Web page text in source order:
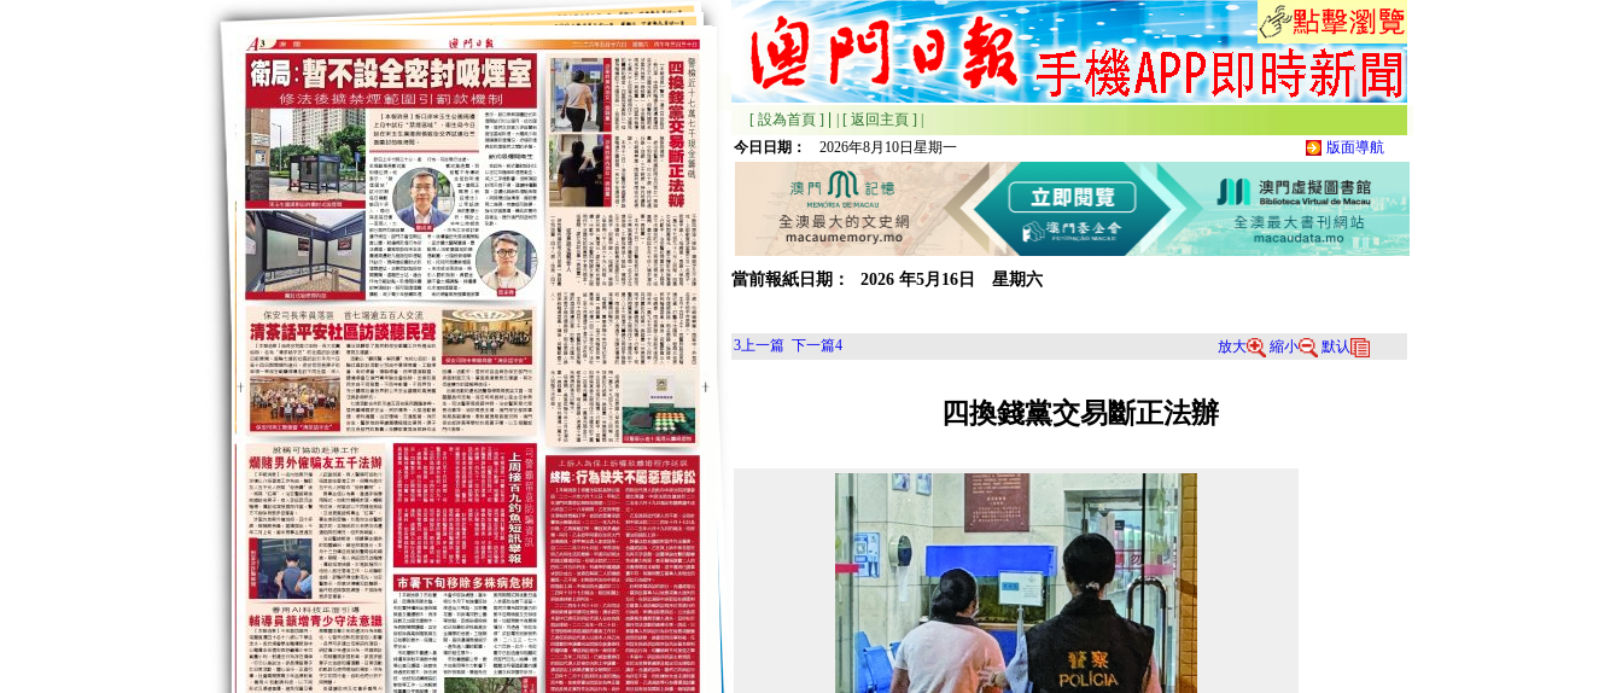
[ 設為首頁 ] [ 返回主頁 ]
今日日期：
2026年8月10日星期一 版面導航
當前報紙日期： 2026 年5月 16日 星期六
3上一篇 下一篇4 放大 縮小 默认
四換錢黨交易斷正法辦